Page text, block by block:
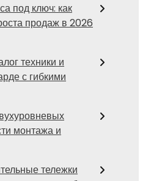
под ключ: как
продаж в 2026
техники и
с гибкими
монтажа и
тележки